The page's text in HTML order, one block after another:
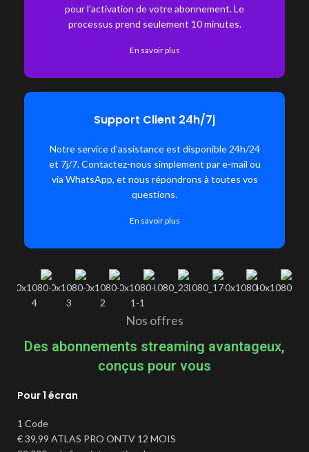
pour l’activation de votre abonnement. Le
processus prend seulement 10 minutes.
En savoir plus
Support Client 24h/7j
Notre service d’assistance est disponible 24h/24
et 7j/7. Contactez-nous simplement par e-mail ou
via WhatsApp, et nous répondrons à toutes vos
questions.
En savoir plus
Nos offres
Des abonnements streaming avantageux,
conçus pour vous
Pour 1 écran
1 Code
€39,99 ATLAS PRO ONTV 12 MOIS